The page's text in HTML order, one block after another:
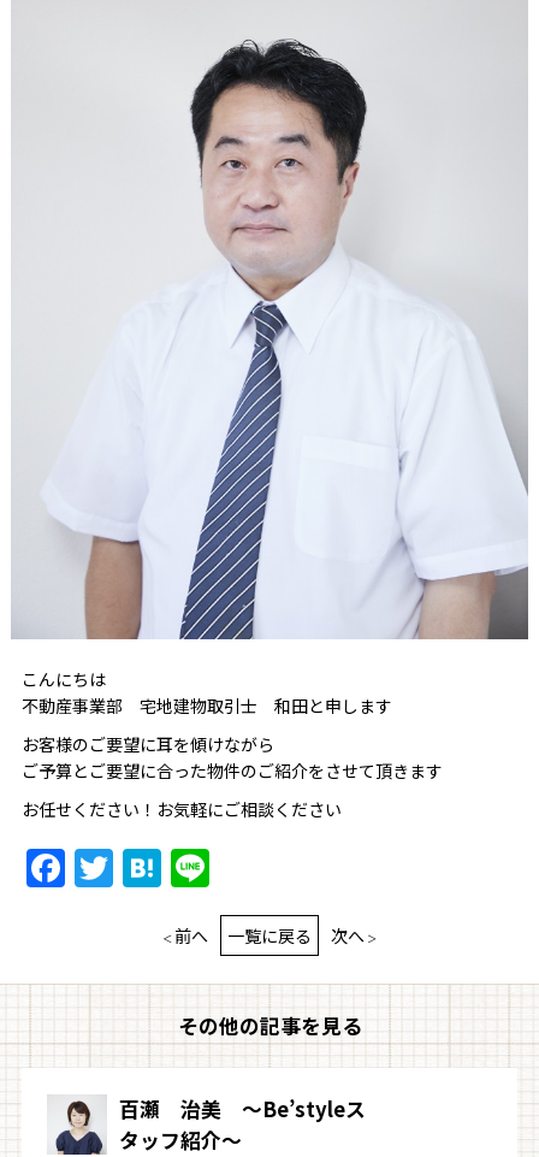
こんにちは
不動産事業部 宅地建物取引士 和田と申します
お客様のご要望に耳を傾けながら
ご予算とご要望に合った物件のご紹介をさせて頂きます
お任せください！お気軽にご相談ください
Facebook
TwitterHatena
Line
前へ 一覧に戻る 次へ
その他の記事を見る
百瀬 治美 ～Be’styleス
タッフ紹介～